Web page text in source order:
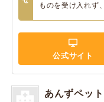
ものを受け入れず
公式サイト
あんずペッ